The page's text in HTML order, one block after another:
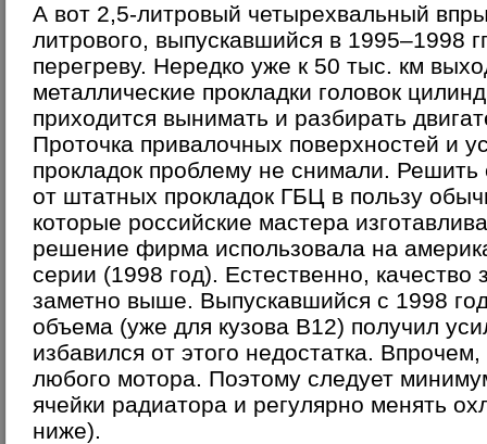
А вот 2,5-литровый четырехвальный
литрового, выпускавшийся в 1995–1998
перегреву. Нередко уже к 50 тыс. км
металлические прокладки головок
приходится вынимать и разбирать
Проточка привалочных поверхностей и
прокладок проблему не снимали. Решить
от штатных прокладок ГБЦ в пользу
которые российские мастера
решение фирма использовала на
серии (1998 год). Естественно, качество
заметно выше. Выпускавшийся с 1998
объема (уже для кузова В12) получил
избавился от этого недостатка.
любого мотора. Поэтому следует
ячейки радиатора и регулярно менять
ниже).